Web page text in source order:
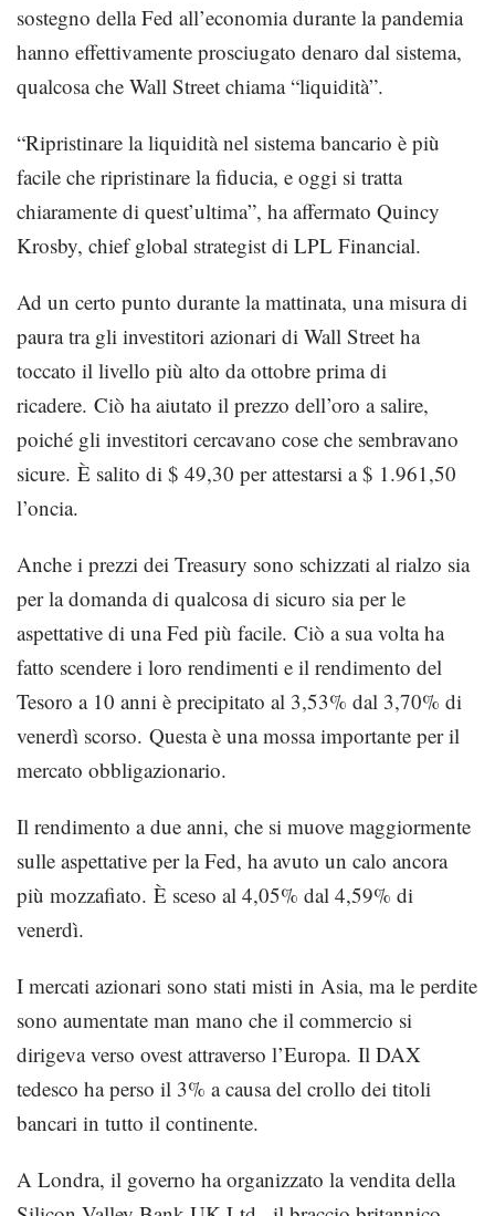
sostegno della Fed all’economia durante la pandemia
hanno effettivamente prosciugato denaro dal sistema,
qualcosa che Wall Street chiama “liquidità”.
“Ripristinare la liquidità nel sistema bancario è più
facile che ripristinare la fiducia, e oggi si tratta
chiaramente di quest’ultima”, ha affermato Quincy
Krosby, chief global strategist di LPL Financial.
Ad un certo punto durante la mattinata, una misura di
paura tra gli investitori azionari di Wall Street ha
toccato il livello più alto da ottobre prima di
ricadere. Ciò ha aiutato il prezzo dell’oro a salire,
poiché gli investitori cercavano cose che sembravano
sicure. È salito di $ 49,30 per attestarsi a $ 1.961,50
l’oncia.
Anche i prezzi dei Treasury sono schizzati al rialzo sia
per la domanda di qualcosa di sicuro sia per le
aspettative di una Fed più facile. Ciò a sua volta ha
fatto scendere i loro rendimenti e il rendimento del
Tesoro a 10 anni è precipitato al 3,53% dal 3,70% di
venerdì scorso. Questa è una mossa importante per il
mercato obbligazionario.
Il rendimento a due anni, che si muove maggiormente
sulle aspettative per la Fed, ha avuto un calo ancora
più mozzafiato. È sceso al 4,05% dal 4,59% di
venerdì.
I mercati azionari sono stati misti in Asia, ma le perdite
sono aumentate man mano che il commercio si
dirigeva verso ovest attraverso l’Europa. Il DAX
tedesco ha perso il 3% a causa del crollo dei titoli
bancari in tutto il continente.
A Londra, il governo ha organizzato la vendita della